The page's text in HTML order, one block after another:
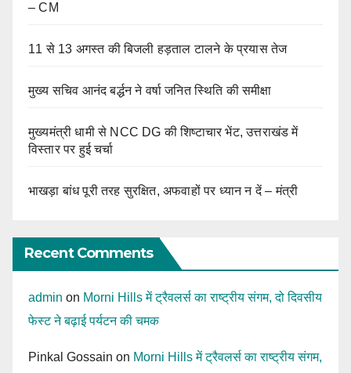
– CM
11 से 13 अगस्त की बिजली हड़ताल टालने के प्रयास तेज
मुख्य सचिव आनंद बर्द्धन ने वर्षा जनित स्थिति की समीक्षा
मुख्यमंत्री धामी से NCC DG की शिष्टाचार भेंट, उत्तराखंड में
विस्तार पर हुई चर्चा
भाखड़ा बांध पूरी तरह सुरक्षित, अफवाहों पर ध्यान न दें – मंत्री
Recent Comments
admin on Morni Hills में ट्रैवलर्स का राष्ट्रीय संगम, दो दिवसीय
फेस्ट ने बढ़ाई पर्यटन की चमक
Pinkal Gossain on Morni Hills में ट्रैवलर्स का राष्ट्रीय संगम,